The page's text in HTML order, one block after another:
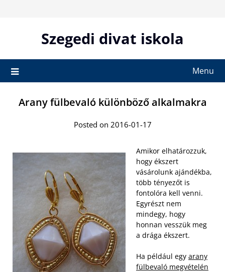
Szegedi divat iskola
Menu
Arany fülbevaló különböző alkalmakra
Posted on 2016-01-17
Amikor elhatározzuk,
hogy ékszert
vásárolunk ajándékba,
több tényezőt is
fontolóra kell venni.
Egyrészt nem
mindegy, hogy
honnan vesszük meg
a drága ékszert.
Ha például egy arany
fülbevaló megvételén